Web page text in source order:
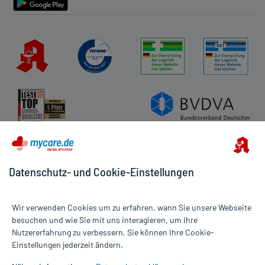
Alle Preise gelten inkl. MwSt., ggf. zzgl. Versandkosten
Informationen auf dieser Website werden ausschließlich für
Datenschutz- und Cookie-Einstellungen
Wir verwenden Cookies um zu erfahren, wann Sie unsere Webseite
besuchen und wie Sie mit uns interagieren, um Ihre
Nutzererfahrung zu verbessern. Sie können Ihre Cookie-
Einstellungen jederzeit ändern.